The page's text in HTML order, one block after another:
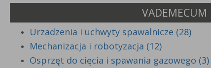
VADEMECUM
Urzadzenia i uchwyty spawalnicze (28)
Mechanizacja i robotyzacja (12)
Osprzęt do cięcia i spawania gazowego (3)